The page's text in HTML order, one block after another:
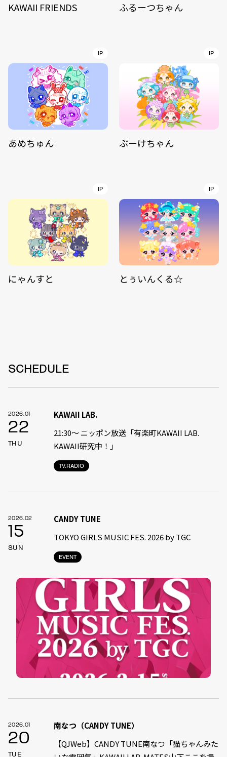
KAWAII FRIENDS ふるーつちゃん
IP
あめちゅん
IP
ぶーけちゃん
IP
にゃんすと
IP
とぅいんくる☆
SCHEDULE
2026.01
22
THU
TV.RADIO
KAWAII LAB.
21:30〜 ニッポン放送「有楽町KAWAII LAB.
KAWAII研究中！」
2026.02
15
SUN
EVENT
CANDY TUNE
TOKYO GIRLS MUSIC FES. 2026 by TGC
2026.01
20
TUE
南なつ（CANDY TUNE）
【QJWeb】CANDY TUNE南なつ「猫ちゃんみた